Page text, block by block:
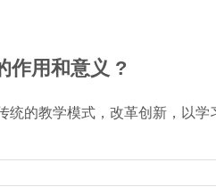
作用和意义 ?
统的教学模式，改革创新，以